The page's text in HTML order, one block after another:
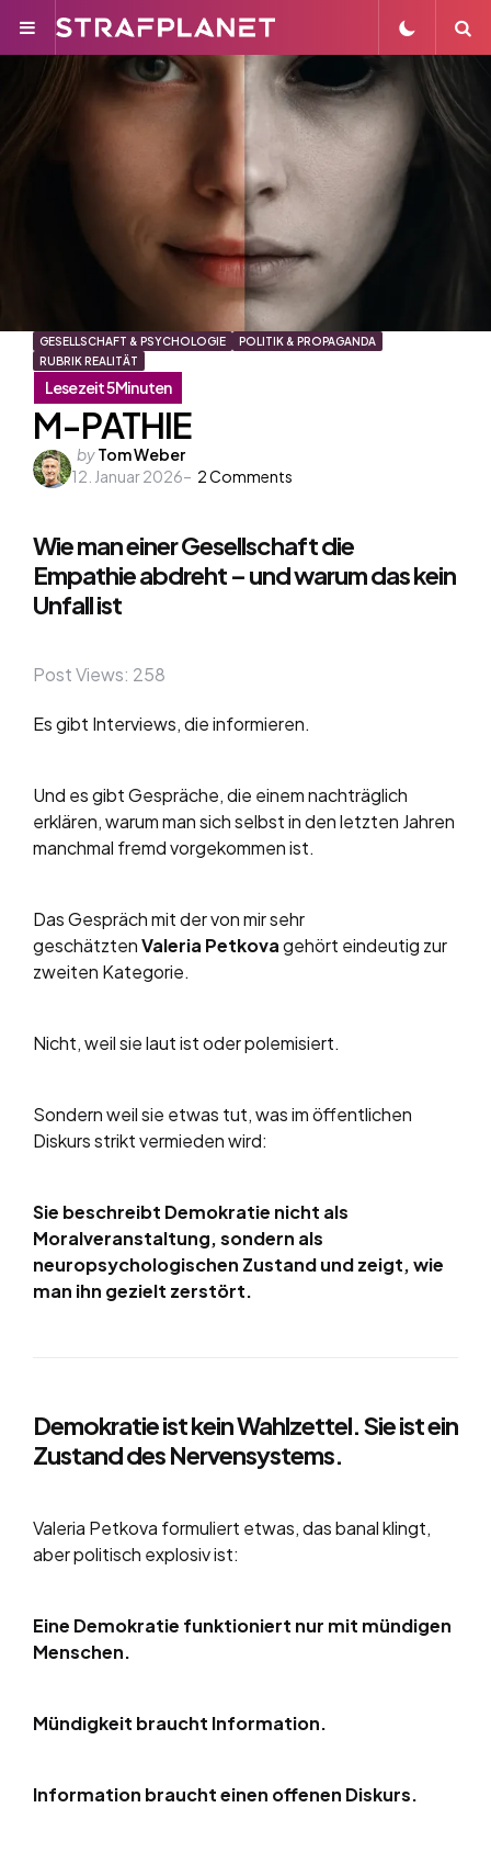
Menu
GESELLSCHAFT & PSYCHOLOGIE
POLITIK & PROPAGANDA
RUBRIK REALITÄT
M-PATHIE
Posted
by
byTom Weber
12. Januar 2026
2Comments
Wie man einer Gesellschaft die
Empathie abdreht – und warum das kein
Unfall ist
Post Views: 258
Es gibt Interviews, die informieren.
Und es gibt Gespräche, die einem nachträglich
erklären, warum man sich selbst in den letzten Jahren
manchmal fremd vorgekommen ist.
Das Gespräch mit der von mir sehr
geschätztenValeria Petkovagehört eindeutig zur
zweiten Kategorie.
Nicht, weil sie laut ist oder polemisiert.
Sondern weil sie etwas tut, was im öffentlichen
Diskurs strikt vermieden wird:
Sie beschreibt Demokratie nicht als
Moralveranstaltung, sondern als
neuropsychologischen Zustand und zeigt, wie
man ihn gezielt zerstört.
Demokratie ist kein Wahlzettel. Sie ist ein
Zustand des Nervensystems.
Valeria Petkova formuliert etwas, das banal klingt,
aber politisch explosiv ist:
Eine Demokratie funktioniert nur mit mündigen
Menschen.
Mündigkeit braucht Information.
Information braucht einen offenen Diskurs.